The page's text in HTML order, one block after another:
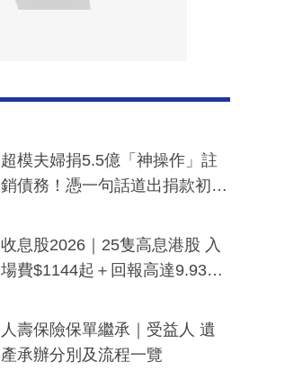
超模夫婦捐5.5億「神操作」註
銷債務！憑一句話道出捐款初
一度被誤當詐騙手段
收息股2026｜25隻高息港股 入
場費$1144起＋回報高達9.93
人壽保險保單繼承｜受益人 遺
產承辦分別及流程一覽